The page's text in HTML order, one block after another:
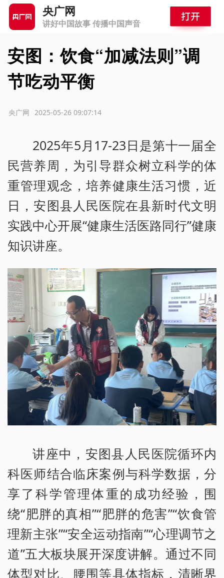
央广网
讲好中国故事 传播中国声音
安图：饮食“加减法则”调
节吃动平衡
2025-05-26 09:07:14
央广网
2025年5月17-23日是第十一届全
民营养周，为引导群众树立科学的体
重管理观念，培养健康生活习惯，近
日，安图县人民医院在县新时代文明
实践中心开展“健康生活医路同行”健康
知识讲座。
讲座中，安图县人民医院循环内
科医师结合临床案例与科学数据，分
享了科学管理体重的成功经验，围
绕“肥胖的真相”“肥胖的危害”“饮食管
理新主张”“安全运动指南”“心理调节之
道”五大板块展开深度讲解。通过不同
体型对比、腰围等具体指标，清晰界